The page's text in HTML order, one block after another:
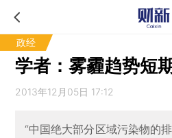
政经
学者：雾霾趋势短
2013年12月05日 17:12
“中国绝大部分区域污染物的